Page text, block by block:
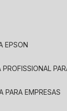
EPSON
PROFISSIONAL
PARA EMPRESAS